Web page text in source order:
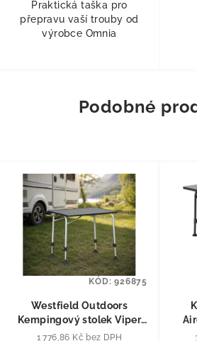
Praktická taška pro
přepravu vaší trouby od
výrobce Omnia
Podobné
Westfield Outdoors
Kempingový stolek Viper
80
1 776,86 Kč bez DPH
KÓD:926875